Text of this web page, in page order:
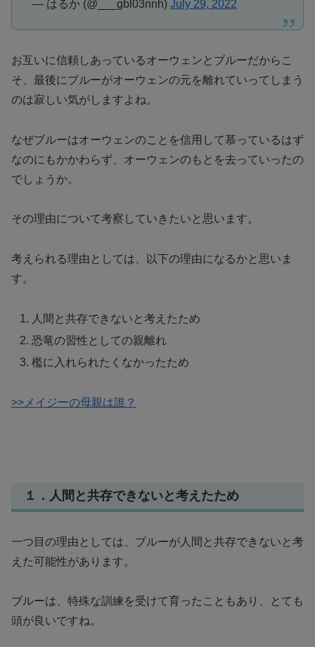
— はるか (@___gbl03nnh) July 29, 2022
お互いに信頼しあっているオーウェンとブルーだからこ
そ、最後にブルーがオーウェンの元を離れていってしまう
のは寂しい気がしますよね。
なぜブルーはオーウェンのことを信用して慕っているはず
なのにもかかわらず、オーウェンのもとを去っていったの
でしょうか。
その理由について考察していきたいと思います。
考えられる理由としては、以下の理由になるかと思いま
す。
人間と共存できないと考えたため
恐竜の習性としての親離れ
檻に入れられたくなかったため
>>メイジーの母親は誰？
１．人間と共存できないと考えたため
一つ目の理由としては、ブルーが人間と共存できないと考
えた可能性があります。
ブルーは、特殊な訓練を受けて育ったこともあり、とても
頭が良いですね。